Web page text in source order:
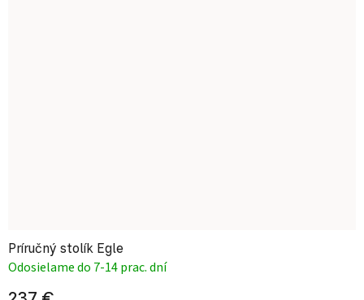
Príručný stolík Egle
Odosielame do 7-14 prac. dní